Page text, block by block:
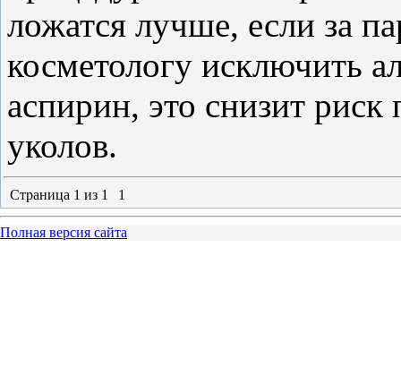
ложатся лучше, если за
косметологу исключить
аспирин, это снизит риск
уколов.
Страница 1 из 1 1
Полная версия сайта